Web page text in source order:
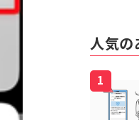
人気の